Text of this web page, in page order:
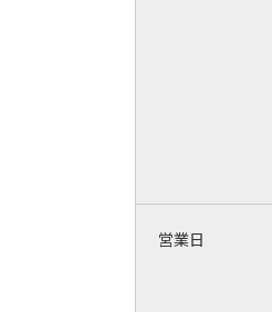
営業日